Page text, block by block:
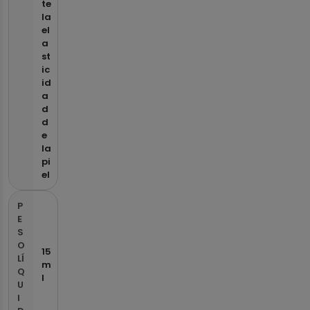
te
la
el
a
st
ic
id
a
d
d
e
la
pi
el
P
E
S
O
LÍ
Q
U
I
15
m
l